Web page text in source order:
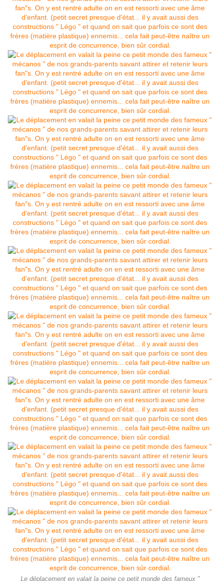
Le déplacement en valait la peine ce petit monde des fameux "